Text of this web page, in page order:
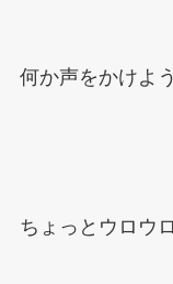
何か声をかけよ
ちょっとウロウ